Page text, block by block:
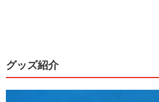
グッズ紹介